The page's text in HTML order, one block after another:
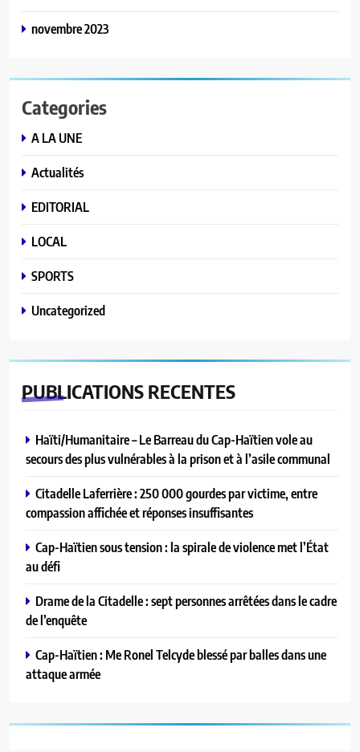
novembre 2023
Categories
A LA UNE
Actualités
EDITORIAL
LOCAL
SPORTS
Uncategorized
PUBLICATIONS RECENTES
Haïti/Humanitaire – Le Barreau du Cap-Haïtien vole au
secours des plus vulnérables à la prison et à l’asile communal
Citadelle Laferrière : 250 000 gourdes par victime, entre
compassion affichée et réponses insuffisantes
Cap-Haïtien sous tension : la spirale de violence met l’État
au défi
Drame de la Citadelle : sept personnes arrêtées dans le cadre
de l’enquête
Cap-Haïtien : Me Ronel Telcyde blessé par balles dans une
attaque armée